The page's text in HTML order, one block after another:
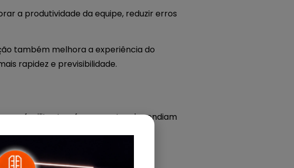
a produtividade da equipe, reduzir erros
também melhora a experiência do
rapidez e previsibilidade.
ou facilitar tarefas que antes dependiam